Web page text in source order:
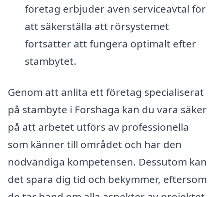
företag erbjuder även serviceavtal för
att säkerställa att rörsystemet
fortsätter att fungera optimalt efter
stambytet.
Genom att anlita ett företag specialiserat
på stambyte i Forshaga kan du vara säker
på att arbetet utförs av professionella
som känner till området och har den
nödvändiga kompetensen. Dessutom kan
det spara dig tid och bekymmer, eftersom